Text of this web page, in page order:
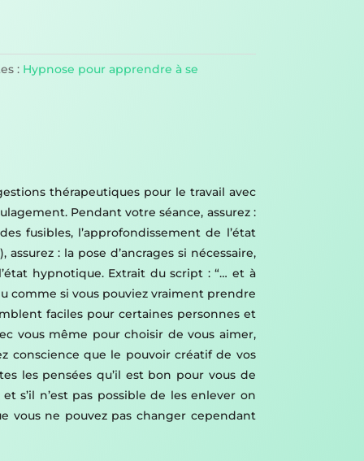
: Hypnose pour apprendre à se
thérapeutiques pour le travail avec
Pendant votre séance, assurez :
fusibles, l’approfondissement de l’état
: la pose d’ancrages si nécessaire,
hypnotique. Extrait du script : “… et à
comme si vous pouviez vraiment prendre
faciles pour certaines personnes et
vous même pour choisir de vous aimer,
conscience que le pouvoir créatif de vos
les pensées qu’il est bon pour vous de
s’il n’est pas possible de les enlever on
vous ne pouvez pas changer cependant